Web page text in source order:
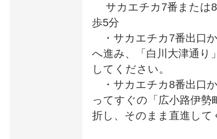
持ちでベーシック
ましたが、さらに
気持ちが大きくな
コースへ進む予定
確実に『外見力』
サカエチカ7番または
歩5分
・サカエチカ7番出口
へ進み、「白川大津通り
してください。
・サカエチカ8番出口
ってすぐの「広小路伊勢
折し、そのまま直進して